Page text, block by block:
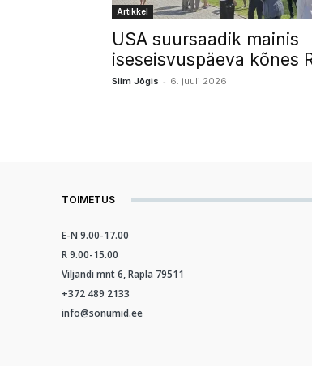
Artikkel
USA suursaadik mainis
iseseisvuspäeva kõnes
Siim Jõgis - 6. juuli 2026
TOIMETUS
E-N 9.00-17.00
R 9.00-15.00
Viljandi mnt 6, Rapla 79511
+372 489 2133
info@sonumid.ee